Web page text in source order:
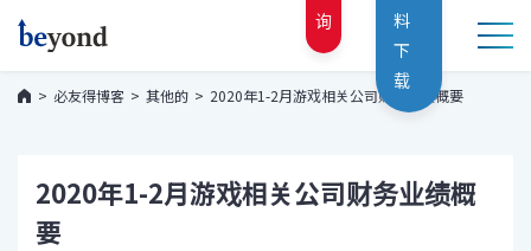
询
料
下
载
必友得博客 其他的 2020年1-2月游戏相关公司财务业绩概要
2020年1-2月游戏相关公司财务业绩概
要